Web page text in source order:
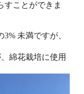
すことができま
未満ですが、
綿花栽培に使用